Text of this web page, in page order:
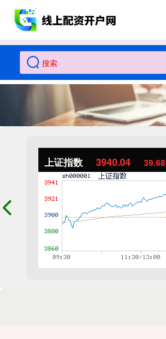
上证指数 3940.04 39.68